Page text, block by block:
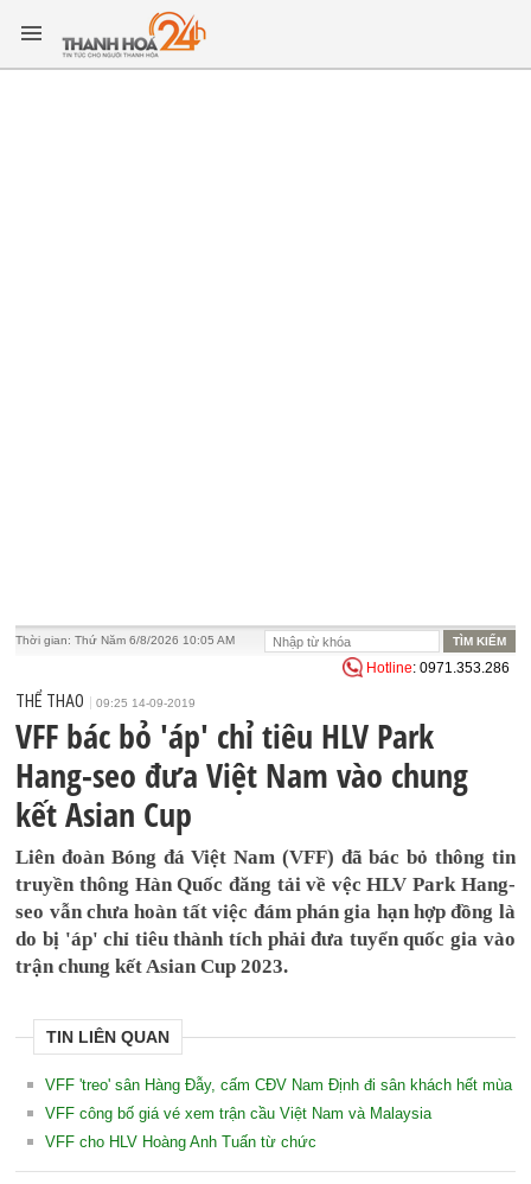
Thời gian:Thứ Năm 6/8/2026 10:05 AM
Hotline: 0971.353.286
THỂ THAO 09:25 14-09-2019
VFF bác bỏ 'áp' chỉ tiêu HLV Park
Hang-seo đưa Việt Nam vào chung
kết Asian Cup
Liên đoàn Bóng đá Việt Nam (VFF) đã bác bỏ thông tin
truyền thông Hàn Quốc đăng tải về vệc HLV Park Hang-
seo vẫn chưa hoàn tất việc đám phán gia hạn hợp đồng là
do bị 'áp' chỉ tiêu thành tích phải đưa tuyển quốc gia vào
trận chung kết Asian Cup 2023.
TIN LIÊN QUAN
VFF 'treo' sân Hàng Đẫy, cấm CĐV Nam Định đi sân khách hết mùa
VFF công bố giá vé xem trận cầu Việt Nam và Malaysia
VFF cho HLV Hoàng Anh Tuấn từ chức